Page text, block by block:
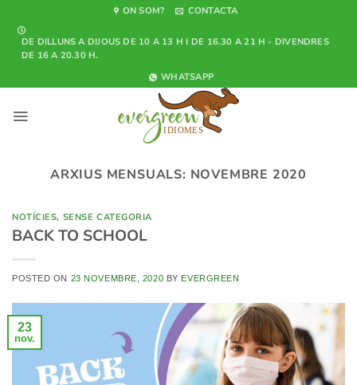
content
ON SOM? CONTACTA
DE DILLUNS A DIJOUS DE 10 A 13 H I DE 16.30 A 21 H - DIVENDRES
DE 16 A 20.30 H.
WHATSAPP
ARXIUS MENSUALS: NOVEMBRE 2020
NOTÍCIES, SENSE CATEGORIA
BACK TO SCHOOL
POSTED ON 23 NOVEMBRE, 2020 BY EVERGREEN
23
nov.